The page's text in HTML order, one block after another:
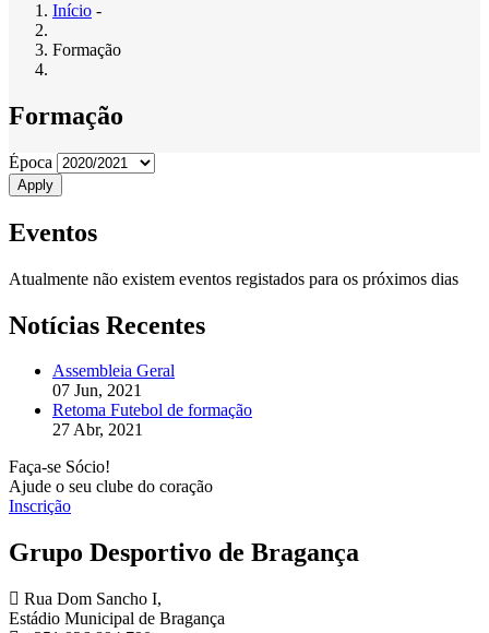
Navegação
estrutural
Início -
Formação
Formação
Época
Eventos
Atualmente não existem eventos registados para os próximos dias
Notícias Recentes
Assembleia Geral
07 Jun, 2021
Retoma Futebol de formação
27 Abr, 2021
Faça-se Sócio!
Ajude o seu clube do coração
Inscrição
Grupo Desportivo de Bragança
Rua Dom Sancho I,
Estádio Municipal de Bragança